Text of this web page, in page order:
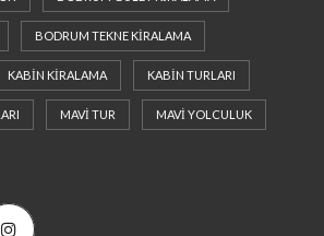
BODRUM TEKNE KIRALAMA
KABIN KIRALAMA KABIN TURLARI
MAVI TUR MAVI YOLCULUK